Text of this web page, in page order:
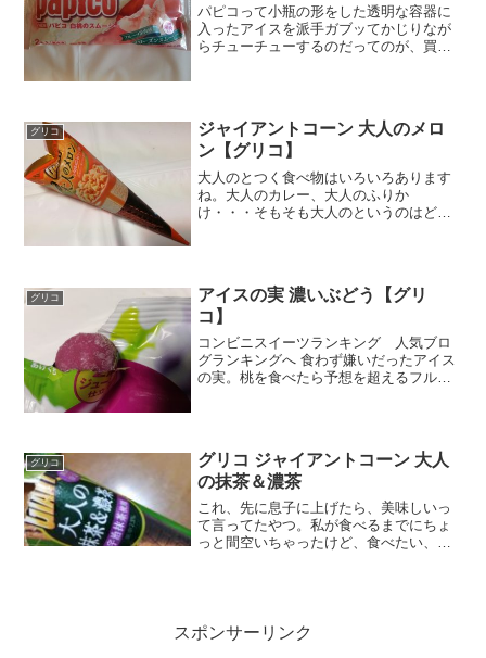
パピコって小瓶の形をした透明な容器に
入ったアイスを派手ガブッてかじりなが
らチューチューするのだってのが、買っ
ということは、バータイプ...
グリコ
ジャイアントコーン 大人のメロ
ン【グリコ】
大人のとつく食べ物はいろいろあります
ね。大人のカレー、大人のふりか
け・・・そもそも大人のというのはどう
い、お子様の口には合わない。そん...
グリコ
アイスの実 濃いぶどう【グリ
コ】
コンビニスイーツランキング 人気ブロ
グランキングへ 食わず嫌いだったアイス
の実。桃を食べたら予想を超えるフルー
グリコ
グリコ ジャイアントコーン 大人
の抹茶＆濃茶
これ、先に息子に上げたら、美味しいっ
て言ってたやつ。私が食べるまでにちょ
っと間空いちゃったけど、食べたい、が
スポンサーリンク